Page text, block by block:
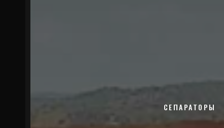
СЕПАРАТОРЫ